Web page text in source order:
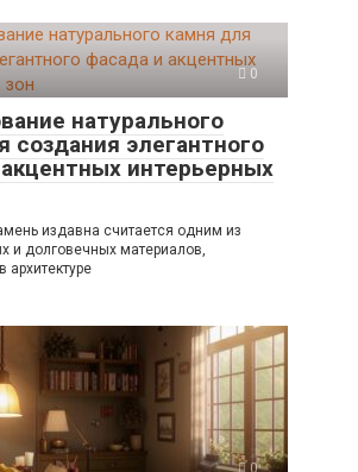
0
натурального
создания элегантного
интерьерных
издавна считается одним из
и долговечных материалов,
архитектуре
0